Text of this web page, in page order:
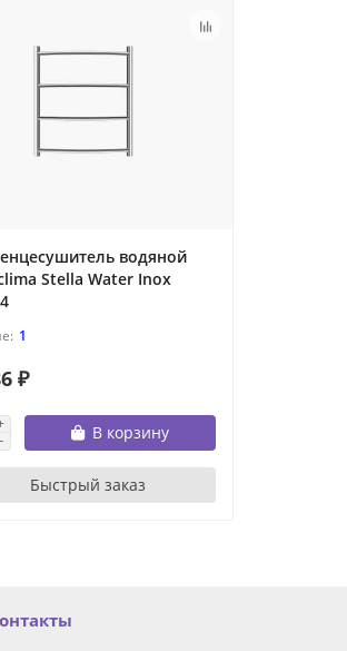
водяной
Stella Water Inox
1
₽
В корзину
Быстрый заказ